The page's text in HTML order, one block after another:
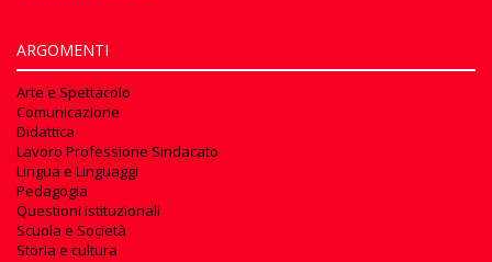
ARGOMENTI
Arte e Spettacolo
Comunicazione
Didattica
Lavoro Professione Sindacato
Lingua e Linguaggi
Pedagogia
Questioni istituzionali
Scuola e Società
Storia e cultura